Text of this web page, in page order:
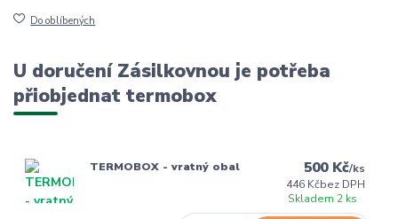
Do oblíbených
U doručení Zásilkovnou je potřeba
přiobjednat termobox
TERMOBOX - vratný obal 500 Kč/ks
446 Kčbez DPH
Skladem 2 ks